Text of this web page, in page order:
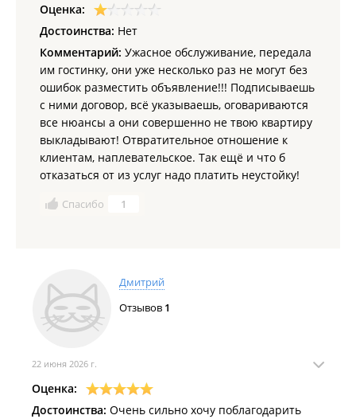
Оценка:
Достоинства: Нет
Комментарий: Ужасное обслуживание, передала
им гостинку, они уже несколько раз не могут без
ошибок разместить объявление!!! Подписываешь
с ними договор, всё указываешь, оговариваются
все нюансы а они совершенно не твою квартиру
выкладывают! Отвратительное отношение к
клиентам, наплевательское. Так ещё и что б
отказаться от из услуг надо платить неустойку!
Спасибо 1
Дмитрий
Отзывов 1
22 июня 2026 г.
Оценка:
Достоинства: Очень сильно хочу поблагодарить